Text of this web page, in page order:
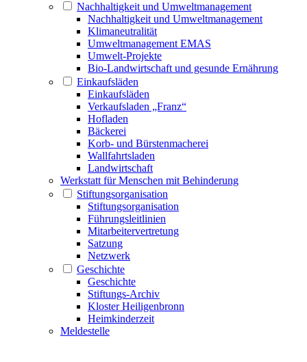
Nachhaltigkeit und Umweltmanagement
Nachhaltigkeit und Umweltmanagement
Klimaneutralität
Umweltmanagement EMAS
Umwelt-Projekte
Bio-Landwirtschaft und gesunde Ernährung
Einkaufsläden
Einkaufsläden
Verkaufsladen „Franz“
Hofladen
Bäckerei
Korb- und Bürstenmacherei
Wallfahrtsladen
Landwirtschaft
Werkstatt für Menschen mit Behinderung
Stiftungsorganisation
Stiftungsorganisation
Führungsleitlinien
Mitarbeitervertretung
Satzung
Netzwerk
Geschichte
Geschichte
Stiftungs-Archiv
Kloster Heiligenbronn
Heimkinderzeit
Meldestelle